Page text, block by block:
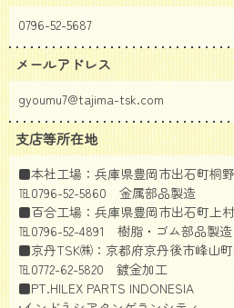
0796-52-5687
メールアドレス
gyoumu7@tajima-tsk.com
支店等所在地
■本社工場：兵庫県豊岡市出石町桐野
℡0796-52-5860 金属部品製造
■百合工場：兵庫県豊岡市出石町上村
℡0796-52-4891 樹脂・ゴム部品製造
■京丹TSK㈱：京都府京丹後市峰山町
℡0772-62-5820 鍍金加工
■PT.HILEX PARTS INDONESIA